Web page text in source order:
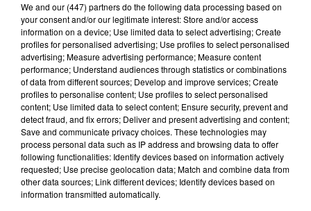
Lecture (4 min 23 sec)
100%
100% Radio les infos du Comminges
We and our (447) partnersdo the following data processing based on
your consent and/or our legitimate interest: Store and/or access
information on a device; Use limited data to select advertising; Create
profiles for personalised advertising; Use profiles to select personalised
advertising; Measure advertising performance; Measure content
performance; Understand audiences through statistics or combinations
of data from different sources; Develop and improve services; Create
profiles to personalise content; Use profiles to select personalised
content; Use limited data to select content; Ensure security, prevent and
detect fraud, and fix errors; Deliver and present advertising and content;
Save and communicate privacy choices. These technologies may
process personal data such as IP address and browsing data to offer
following functionalities: Identify devices based on information actively
requested; Use precise geolocation data; Match and combine data from
other data sources; Link different devices; Identify devices based on
information transmitted automatically.